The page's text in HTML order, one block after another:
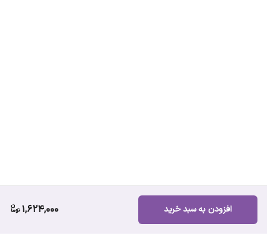
1,624,000 افزودن به سبد خرید